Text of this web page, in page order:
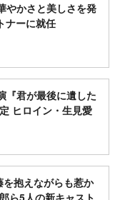
やかさと美しさを発
ナーに就任
『君が最後に遺した
ヒロイン・生見愛
抱えながらも惹か
ら5人の新キャスト